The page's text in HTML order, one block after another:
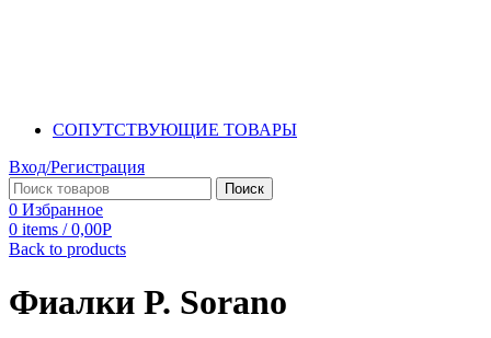
СОПУТСТВУЮЩИЕ ТОВАРЫ
Вход/Регистрация
Поиск
0 Избранное
0 items / 0,00Р
Back to products
Фиалки P. Sorano